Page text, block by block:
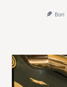
Bori